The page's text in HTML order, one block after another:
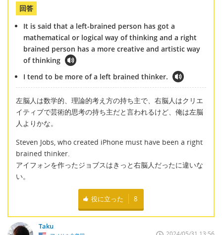
回答
It is said that a left-brained person has got a
mathematical or logical way of thinking and a right
brained person has a more creative and artistic way
of thinking
I tend to be more of a left brained thinker.
左脳人は数学的、理論的考え方の持ち主で、右脳人はクリエ
イティブで芸術的思考の持ち主だと言われるけど、俺は左脳
人よりかな。
Steven Jobs, who created iPhone must have been a right
brained thinker.
アイフォンを作ったジョブスはきっと右脳人だったに違いな
い。
役に立った 8
Taku